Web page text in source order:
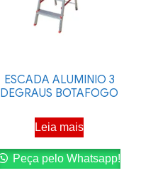
ESCADA ALUMINIO 3
DEGRAUS BOTAFOGO
Leia mais
Peça pelo Whatsapp!